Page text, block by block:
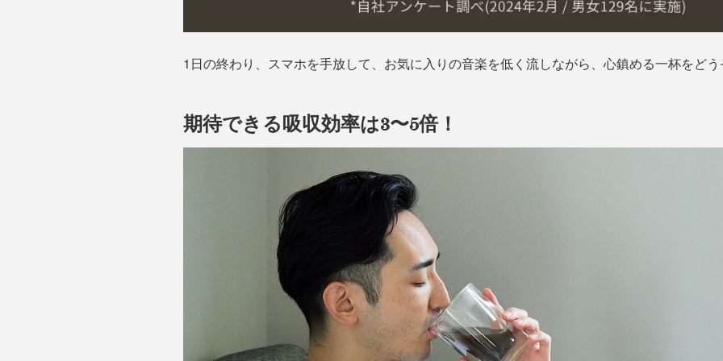
1日の終わり、スマホを手放して、お気に入りの音楽を低く流しながら、心鎮める一杯をど
期待できる吸収効率は3〜5倍！